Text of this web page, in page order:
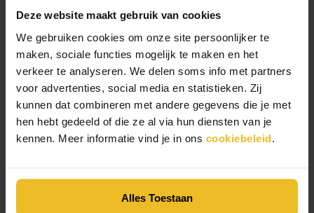
Deze website maakt gebruik van cookies
We gebruiken cookies om onze site persoonlijker te
maken, sociale functies mogelijk te maken en het
verkeer te analyseren. We delen soms info met partners
voor advertenties, social media en statistieken. Zij
kunnen dat combineren met andere gegevens die je met
hen hebt gedeeld of die ze al via hun diensten van je
kennen. Meer informatie vind je in ons cookiebeleid
Alles Toestaan